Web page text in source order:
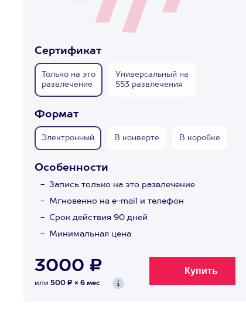
Сертификат
Только на это
развлечение
Универсальный на
553 развлечения
Формат
Электронный В конверте В коробке
Особенности
Запись только на это развлечение
Мгновенно на e-mail и телефон
Срок действия 90 дней
Минимальная цена
3000 ₽
или 500 ₽ × 6 мес